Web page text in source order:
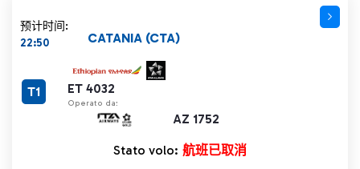
预计时间:
22:50
ET 4032
Operato da:
AZ 1752
CATANIA (CTA)
T1
Stato volo: 航班已取消